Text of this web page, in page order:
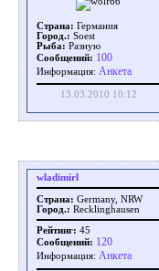
Страна: Германия
Город.: Soest
Рыба: Разную
Сообщений: 100
Информация: Aнкета
13.03.2010 10:12
wladimirl
Страна: Germany, NRW
Город.: Recklinghausen
Рейтинг: 45
Сообщений: 120
Информация: Aнкета